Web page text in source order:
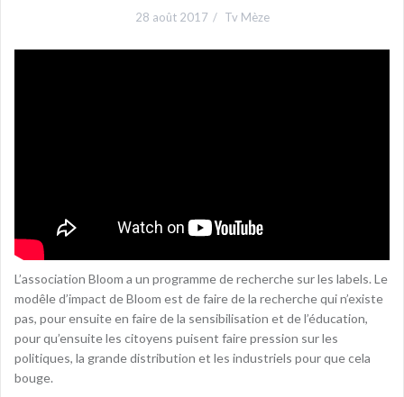
28 août 2017 Tv Mèze
L’association Bloom a un programme de recherche sur les labels. Le
modêle d’impact de Bloom est de faire de la recherche qui n’existe
pas, pour ensuite en faire de la sensibilisation et de l’éducation,
pour qu’ensuite les citoyens puisent faire pression sur les
politiques, la grande distribution et les industriels pour que cela
bouge.